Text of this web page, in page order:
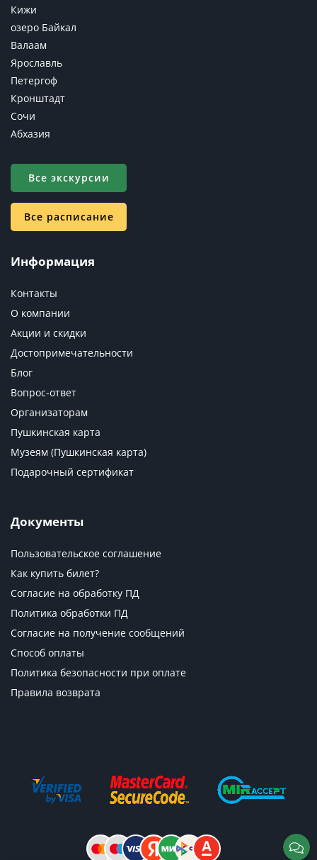
Кижи
озеро Байкал
Валаам
Ярославль
Петергоф
Кронштадт
Сочи
Абхазия
Все экскурсии
Все расписание
Информация
Контакты
О компании
Акции и скидки
Достопримечательности
Блог
Вопрос-ответ
Организаторам
Пушкинская карта
Музеям (Пушкинская карта)
Подарочный сертификат
Документы
Пользовательское соглашение
Как купить билет?
Согласие на обработку ПД
Политика обработки ПД
Согласие на получение сообщений
Способ оплаты
Политика безопасности при оплате
Правила возврата